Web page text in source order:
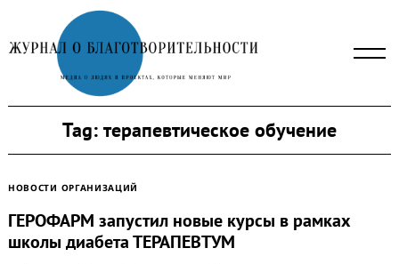
to
content
Tag: терапевтическое обучение
НОВОСТИ ОРГАНИЗАЦИЙ
ГЕРОФАРМ запустил новые курсы в рамках
школы диабета ТЕРАПЕВТУМ